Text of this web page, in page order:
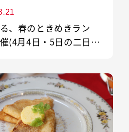
る、春のときめきラン
(4月4日・5日の二日間